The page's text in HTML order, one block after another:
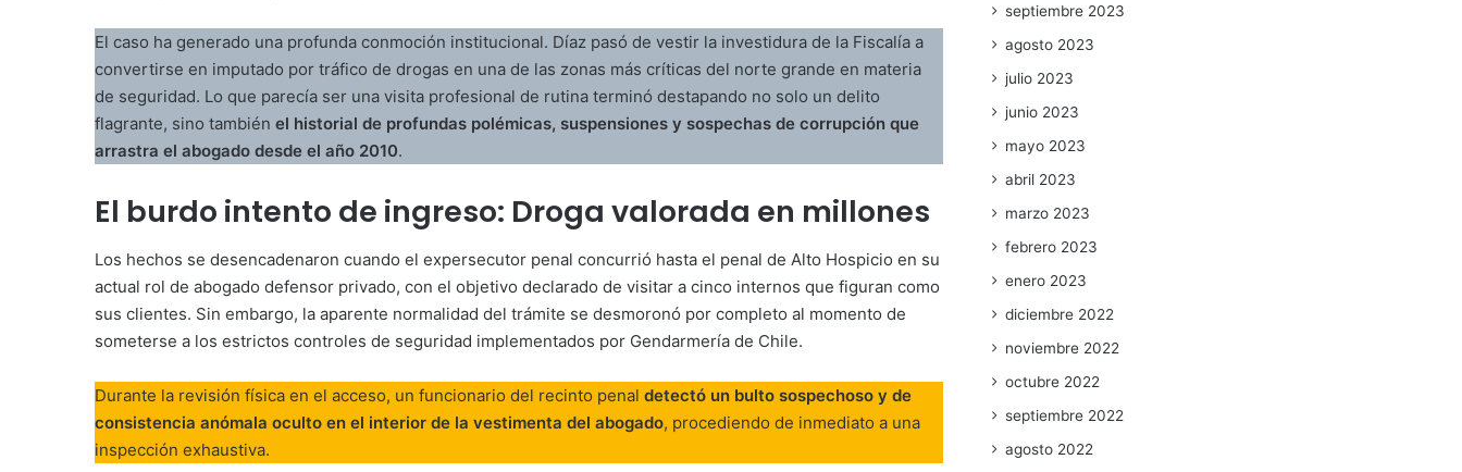
El caso ha generado una profunda conmoción institucional. Díaz pasó de vestir la investidura de la Fiscalía a
convertirse en imputado por tráfico de drogas en una de las zonas más críticas del norte grande en materia
de seguridad. Lo que parecía ser una visita profesional de rutina terminó destapando no solo un delito
flagrante, sino también el historial de profundas polémicas, suspensiones y sospechas de corrupción que
arrastra el abogado desde el año 2010.
El burdo intento de ingreso: Droga valorada en millones
Los hechos se desencadenaron cuando el expersecutor penal concurrió hasta el penal de Alto Hospicio en su
actual rol de abogado defensor privado, con el objetivo declarado de visitar a cinco internos que figuran como
sus clientes. Sin embargo, la aparente normalidad del trámite se desmoronó por completo al momento de
someterse a los estrictos controles de seguridad implementados por Gendarmería de Chile.
Durante la revisión física en el acceso, un funcionario del recinto penal detectó un bulto sospechoso y de
consistencia anómala oculto en el interior de la vestimenta del abogado, procediendo de inmediato a una
inspección exhaustiva.
septiembre 2023
agosto 2023
julio 2023
junio 2023
mayo 2023
abril 2023
marzo 2023
febrero 2023
enero 2023
diciembre 2022
noviembre 2022
octubre 2022
septiembre 2022
agosto 2022